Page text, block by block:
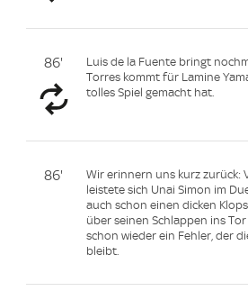
86'
Luis de la Fuente bringt
Torres kommt für Lamine
tolles Spiel gemacht hat.
86'
Wir erinnern uns kurz zurück:
leistete sich Unai Simon im
auch schon einen dicken
über seinen Schlappen ins
schon wieder ein Fehler, der
bleibt.